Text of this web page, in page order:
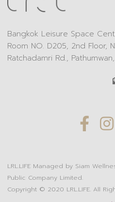
Bangkok Leisure Space
Room NO. D205, 2nd Floor,
Ratchadamri Rd.,
LRL.LIFE Managed by Siam
Public Company Limited.
Copyright © 2020 LRL.LIFE. All